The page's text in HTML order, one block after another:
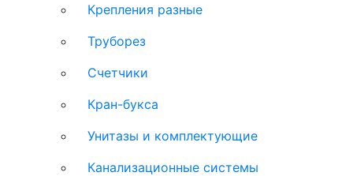
Крепления разные
Труборез
Счетчики
Кран-букса
Унитазы и комплектующие
Канализационные системы